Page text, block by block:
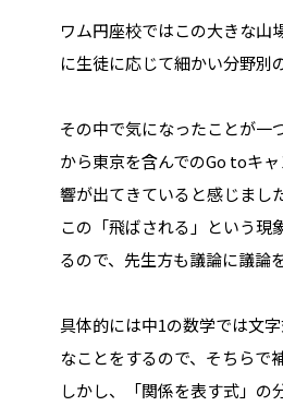
ワム円座校ではこの大きな山
に生徒に応じて細かい分野別
その中で気になったことが一
から東京を含んでのGo toキ
響が出てきていると感じまし
この「飛ばされる」という現
るので、先生方も議論に議論
具体的には中1の数学では文
なことをするので、そちらで
しかし、「関係を表す式」の